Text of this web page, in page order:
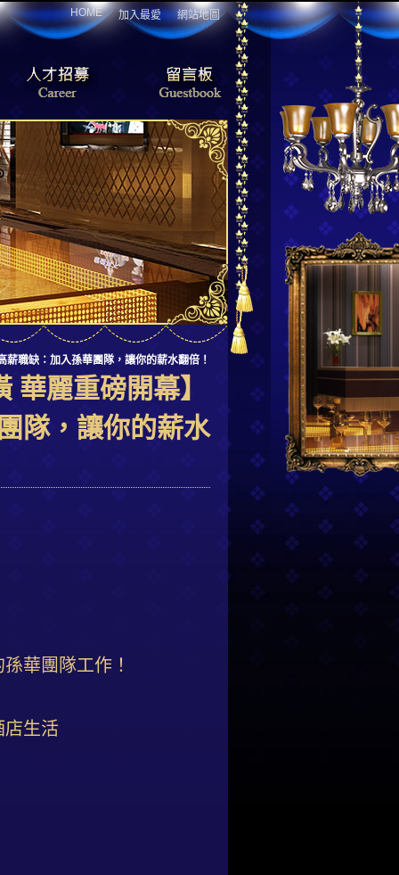
HOME 加入最愛 網站地圖
職缺：加入孫華團隊，讓你的薪水翻倍！
麗重磅開幕】
隊，讓你的薪水
華團隊工作！
店生活